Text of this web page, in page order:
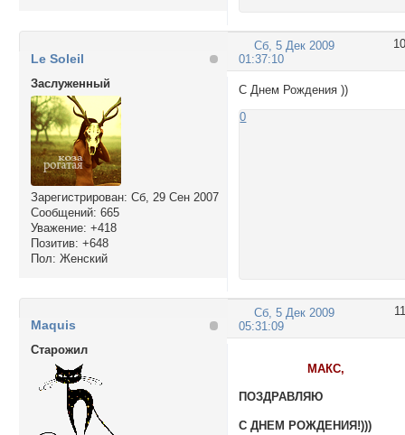
10
Сб, 5 Дек 2009
01:37:10
Le Soleil
Заслуженный
Зарегистрирован: Сб, 29 Сен 2007
Сообщений: 665
Уважение: +418
Позитив: +648
Пол: Женский
С Днем Рождения ))
0
11
Сб, 5 Дек 2009
05:31:09
Maquis
Cтарожил
МАКС,
ПОЗДРАВЛЯЮ
С ДНЕМ РОЖДЕНИЯ!)))